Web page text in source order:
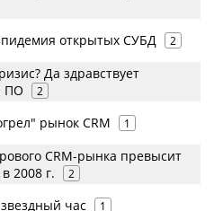
открытых СУБД 2
Да здравствует
ПО
2
рынок CRM 1
CRM-рынка превысит
2008 г.
2
час 1